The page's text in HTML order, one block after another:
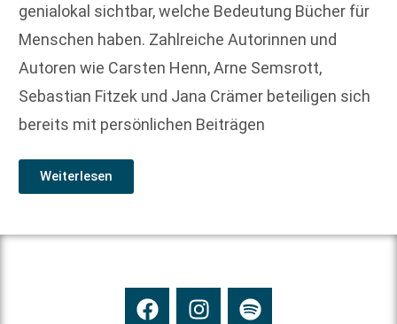
genialokal sichtbar, welche Bedeutung Bücher für
Menschen haben. Zahlreiche Autorinnen und
Autoren wie Carsten Henn, Arne Semsrott,
Sebastian Fitzek und Jana Crämer beteiligen sich
bereits mit persönlichen Beiträgen
Weiterlesen